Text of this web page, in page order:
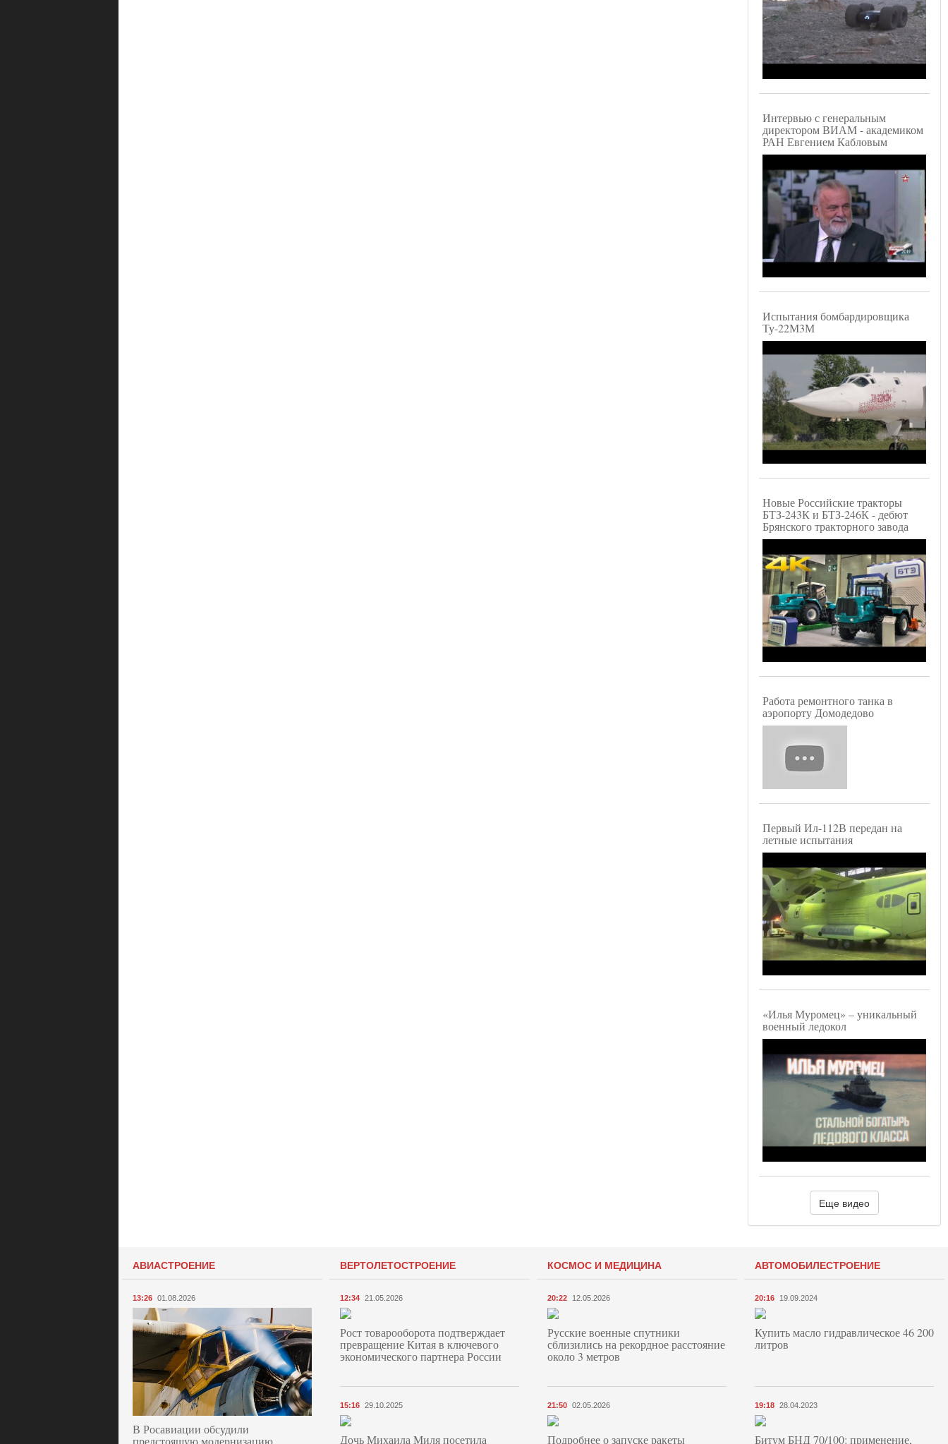
Интервью с генеральным
директором ВИАМ - академиком
РАН Евгением Кабловым
Испытания бомбардировщика
Ту-22М3М
Новые Российские тракторы
БТЗ-243К и БТЗ-246К - дебют
Брянского тракторного завода
Работа ремонтного танка в
аэропорту Домодедово
Первый Ил-112В передан на
летные испытания
«Илья Муромец» – уникальный
военный ледокол
Еще видео
АВИАСТРОЕНИЕ
13:26 01.08.2026
В Росавиации обсудили
предстоящую модернизацию
ВЕРТОЛЕТОСТРОЕНИЕ
12:34 21.05.2026
Рост товарооборота подтверждает
превращение Китая в ключевого
экономического партнера России
15:16 29.10.2025
Дочь Михаила Миля посетила
КОСМОС И МЕДИЦИНА
20:22 12.05.2026
Русские военные спутники
сблизились на рекордное расстояние
около 3 метров
21:50 02.05.2026
Подробнее о запуске ракеты
АВТОМОБИЛЕСТРОЕНИЕ
20:16 19.09.2024
Купить масло гидравлическое 46 200
литров
19:18 28.04.2023
Битум БНД 70/100: применение,